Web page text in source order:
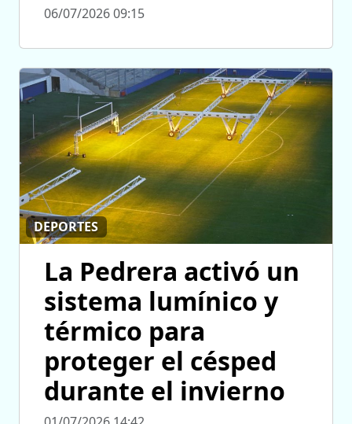
06/07/2026 09:15
DEPORTES
La Pedrera activó un
sistema lumínico y
térmico para
proteger el césped
durante el invierno